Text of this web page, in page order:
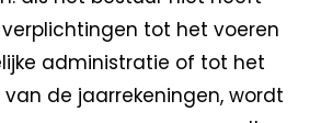
tot het voeren
administratie of tot het
de jaarrekeningen, wordt